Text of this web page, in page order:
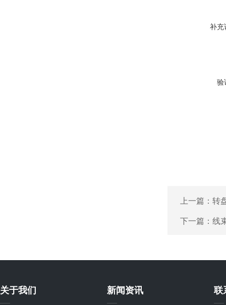
补充
验
上一篇： 转
下一篇： 线
关于我们 新闻资讯 联